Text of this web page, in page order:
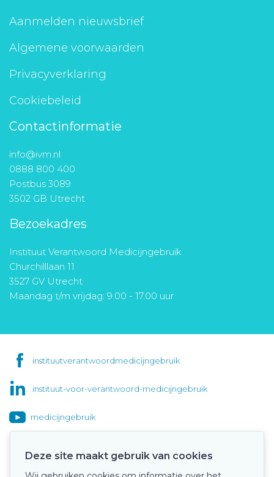
Aanmelden nieuwsbrief
Algemene voorwaarden
Privacyverklaring
Cookiebeleid
Contactinformatie
info@ivm.nl
0888 800 400
Postbus 3089
3502 GB Utrecht
Bezoekadres
Instituut Verantwoord Medicijngebruik
Churchilllaan 11
3527 GV Utrecht
Maandag t/m vrijdag: 9.00 - 17.00 uur
instituutverantwoordmedicijngebruik
instituut-voor-verantwoord-medicijngebruik
medicijngebruik
Deze site maakt gebruik van cookies